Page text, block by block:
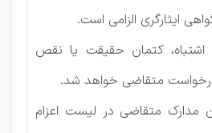
ایثارگری الزامی است.
اشتباه، کتمان حقیقت یا نقص
متقاضی خواهد شد.
متقاضی در لیست اعزام